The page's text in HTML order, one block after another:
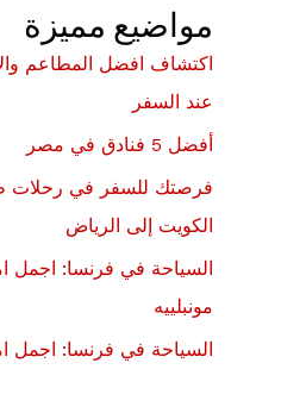
مواضيع مميزة
اكتشاف افضل المطاعم
عند السفر
أفضل 5 فنادق في مصر
فرصتك للسفر في رحلات
الكويت إلى الرياض
السياحة في فرنسا: اجمل
مونبلييه
السياحة في فرنسا: اجمل